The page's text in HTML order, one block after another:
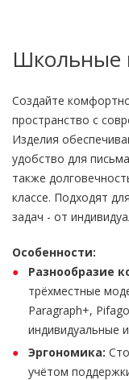
Школьные
Создайте
пространство с
Изделия
удобство для
также
классе. Подходят
задач - от
Особенности:
Разнообразие
трёхместные
Paragraph+,
индивидуальные
Эргономика:
учётом